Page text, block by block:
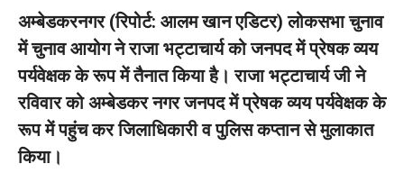
अम्बेडकरनगर (रिपोर्ट: आलम खान एडिटर) लोकसभा चुनाव
में चुनाव आयोग ने राजा भट्टाचार्य को जनपद में प्रेषक व्यय
पर्यवेक्षक के रूप में तैनात किया है। राजा भट्टाचार्य जी ने
रविवार को अम्बेडकर नगर जनपद में प्रेषक व्यय पर्यवेक्षक के
रूप में पहुंच कर जिलाधिकारी व पुलिस कप्तान से मुलाकात
किया।